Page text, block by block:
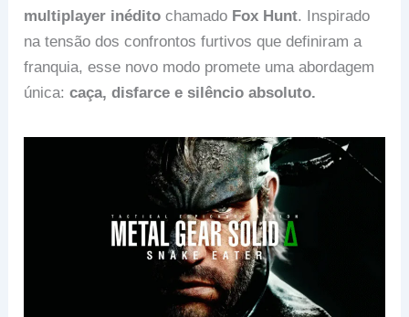
multiplayer inédito chamado Fox Hunt. Inspirado
na tensão dos confrontos furtivos que definiram a
franquia, esse novo modo promete uma abordagem
única:caça, disfarce e silêncio absoluto.